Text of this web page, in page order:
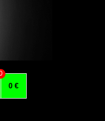
0 €